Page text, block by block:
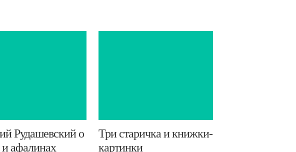
Рудашевский о
афалинах
​Три старичка и книжки-
картинки